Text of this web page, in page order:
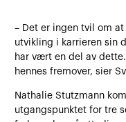
– Det er ingen tvil om
utvikling i karrieren sin
har vært en del av
hennes fremover, sier
Nathalie Stutzmann
utgangspunktet for tre